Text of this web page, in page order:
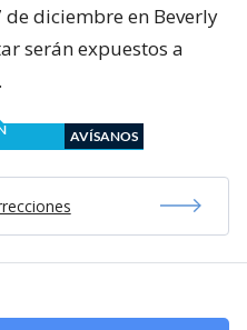
diciembre en Beverly
serán expuestos a
AVÍSANOS